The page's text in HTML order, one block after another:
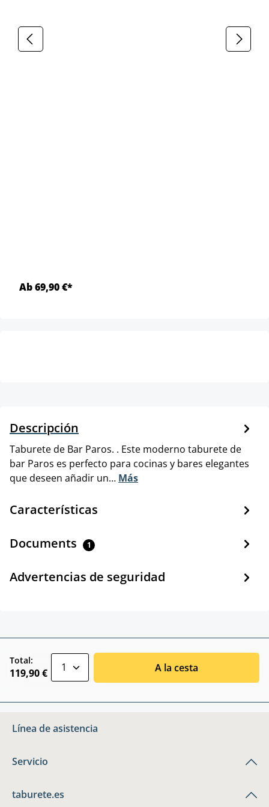
Ab 69,90 €*
Descripción
Taburete de Bar Paros. . Este moderno taburete de
bar Paros es perfecto para cocinas y bares elegantes
que deseen añadir un… Más
Características
Documents 1
Advertencias de seguridad
Total:
119,90 € A la cesta
Línea de asistencia
Servicio
taburete.es